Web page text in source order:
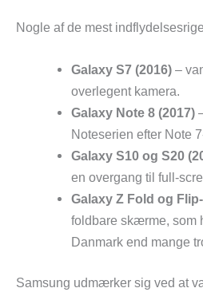
Nogle af de mest
Galaxy S7 (2016) –
overlegent kamera.
Galaxy Note 8 (2017)
Noteserien efter Note
Galaxy S10 og S20
en overgang til full-
Galaxy Z Fold og
foldbare skærme, som
Danmark end mange
Samsung udmærker sig ved at